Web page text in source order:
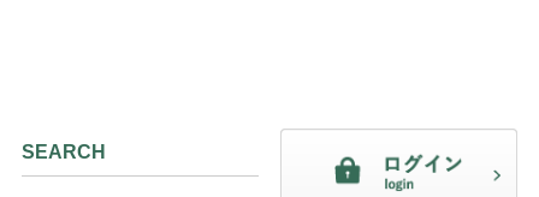
SEARCH